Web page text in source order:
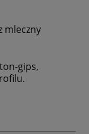
mleczny
gips,